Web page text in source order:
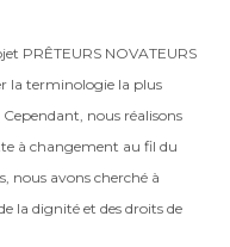
PRÊTEURS NOVATEURS
la terminologie la plus
nous réalisons
à changement au fil du
nous avons cherché à
la dignité et des droits de